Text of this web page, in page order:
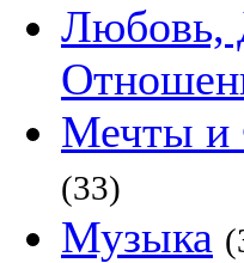
Любовь,
Мечты и
(33)
Музыка